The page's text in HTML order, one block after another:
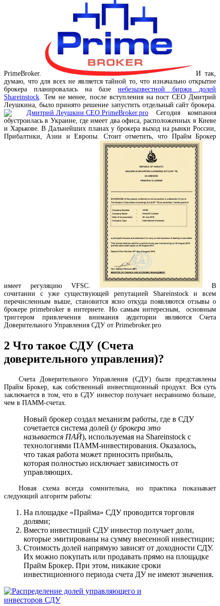
PrimeBroker.
И так,
думаю, что для всех не является тайной то, что изначально открытие
брокера планировалась на базенебезызвестной биржи долей
Shareinstock. Тем не менее, после вступления на пост СЕО Дмитрий
Леушкина, было принято решение запустить отдельный сайт брокера.
Сегодня компания
обустроилась в Украине, где имеет два офиса, расположенных в Киеве
и Харькове. В Дальнейших планах у брокера выход на рынки России,
Прибалтики, Азии и Европы. Стоит отметить, что Прайм Брокер
имеет регуляцию VFSC.
В
сочитании с уже существующей репутацией Shareinstock и всем
перечисленным выше, становится ясно откуда появляются отзывы о
брокере primebroker в интернете. Но самым интересным, основным
триггером привлечения внимания аудитории являются Счета
Доверительного Управления СДУ от Primebroker.pro
2 Что такое СДУ (Счета
доверительного управления)?
Счета Доверительного Управления (СДУ) были представлены
Прайм Брокер, как собственный инвестиционный продукт. Вся суть
заключается в том, что в СДУ инвестор получает несравнимо больше,
чем в ПАММ-счетах.
Новый брокер создал механизм работы, где в СДУ
сочетается система долей (у брокера это
называется ПАЙ), используемая на Shareinstock с
технологиями ПАММ-инвестирования. Оказалось,
что такая работа может приносить прибыль,
которая полностью исключает зависимость от
управляющих.
Новая схема всегда сомнительна, но практика показывает
следующий алгоритм работы:
На площадке «Прайма» СДУ проводится торговля
долями;
Вместо инвестиций СДУ инвестор получает доли,
которые эмитированы на сумму внесенной инвестиции;
Стоимость долей напрямую зависят от доходности СДУ.
Их можно покупать или продавать прямо на площадке
Прайм Брокер. При этом, никакие сроки
инвестиционного периода счета ДУ не имеют значения.